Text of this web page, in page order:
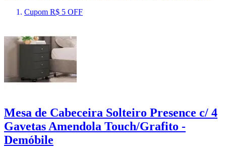
Cupom R$ 5 OFF
Mesa de Cabeceira Solteiro Presence c/ 4
Gavetas Amendola Touch/Grafito -
Demóbile